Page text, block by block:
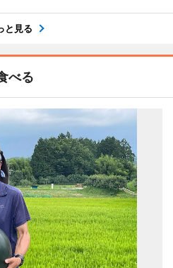
と見る
べる